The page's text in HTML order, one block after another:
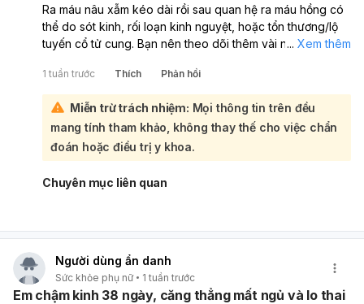
Ra máu nâu xẫm kéo dài rồi sau quan hệ ra máu hồng có
thể do sót kinh, rối loạn kinh nguyệt, hoặc tổn thương/lộ
tuyến cổ tử cung. Bạn nên theo dõi thêm vài ngày và đi
kèm đau bụng, khí hư hôi, ngứa rát. Nếu có khả năng
mang thai, bạn cũng nên thử thai để loại trừ chảy máu bất
thường.
... Xem thêm
1 tuần trước Thích Phản hồi
Miễn trừ trách nhiệm: Mọi thông tin trên đều
mang tính tham khảo, không thay thế cho việc chẩn
đoán hoặc điều trị y khoa.
Chuyên mục liên quan
Người dùng ẩn danh
Sức khỏe phụ nữ 1 tuần trước
Em chậm kinh 38 ngày, căng thẳng mất ngủ và lo thai